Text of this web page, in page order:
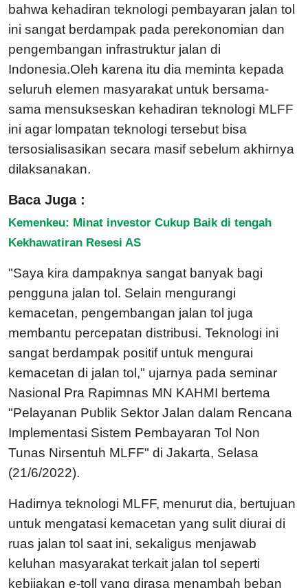
bahwa kehadiran teknologi pembayaran jalan tol
ini sangat berdampak pada perekonomian dan
pengembangan infrastruktur jalan di
Indonesia.Oleh karena itu dia meminta kepada
seluruh elemen masyarakat untuk bersama-
sama mensukseskan kehadiran teknologi MLFF
ini agar lompatan teknologi tersebut bisa
tersosialisasikan secara masif sebelum akhirnya
dilaksanakan.
Baca Juga :
Kemenkeu: Minat investor Cukup Baik di tengah
Kekhawatiran Resesi AS
"Saya kira dampaknya sangat banyak bagi
pengguna jalan tol. Selain mengurangi
kemacetan, pengembangan jalan tol juga
membantu percepatan distribusi. Teknologi ini
sangat berdampak positif untuk mengurai
kemacetan di jalan tol," ujarnya pada seminar
Nasional Pra Rapimnas MN KAHMI bertema
"Pelayanan Publik Sektor Jalan dalam Rencana
Implementasi Sistem Pembayaran Tol Non
Tunas Nirsentuh MLFF" di Jakarta, Selasa
(21/6/2022).
Hadirnya teknologi MLFF, menurut dia, bertujuan
untuk mengatasi kemacetan yang sulit diurai di
ruas jalan tol saat ini, sekaligus menjawab
keluhan masyarakat terkait jalan tol seperti
kebijakan e-toll yang dirasa menambah beban